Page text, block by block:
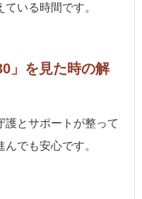
いる時間です。
」を見た時の解
護とサポートが整って
でも安心です。